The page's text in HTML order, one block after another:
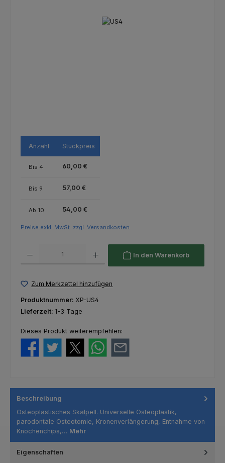
Anzahl Stückpreis
Bis 4 60,00 €
Bis 9 57,00 €
Ab 10 54,00 €
Preise exkl. MwSt. zzgl. Versandkosten
In den Warenkorb
Zum Merkzettel hinzufügen
Produktnummer: XP-US4
Lieferzeit: 1-3 Tage
Dieses Produkt weiterempfehlen:
Beschreibung
Osteoplastisches Skalpell. Universelle Osteoplastik,
parodontale Osteotomie, Kronenverlängerung, Entnahme von
Knochenchips,… Mehr
Eigenschaften